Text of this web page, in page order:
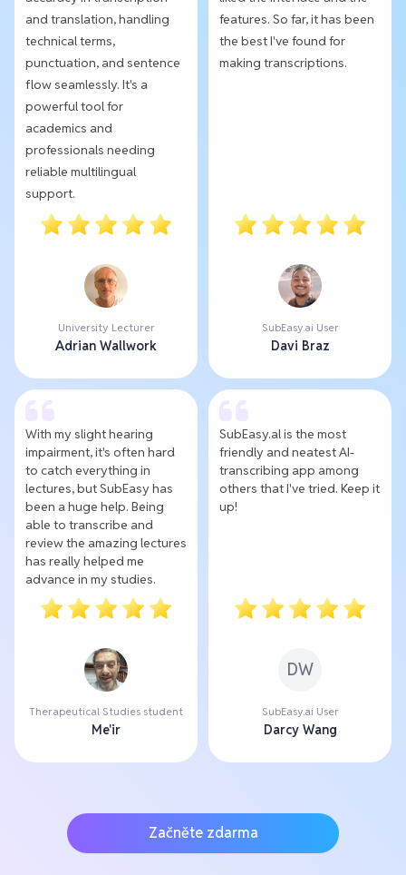
and translation, handling
technical terms,
punctuation, and sentence
flow seamlessly. It's a
powerful tool for
academics and
professionals needing
reliable multilingual
support.
University Lecturer
Adrian Wallwork
features. So far, it has been
the best I've found for
making transcriptions.
SubEasy.ai User
Davi Braz
With my slight hearing
impairment, it's often hard
to catch everything in
lectures, but SubEasy has
been a huge help. Being
able to transcribe and
review the amazing lectures
has really helped me
advance in my studies.
Therapeutical Studies student
Me'ir
SubEasy.al is the most
friendly and neatest AI-
transcribing app among
others that I've tried. Keep it
up!
DW
SubEasy.ai User
Darcy Wang
Začněte zdarma